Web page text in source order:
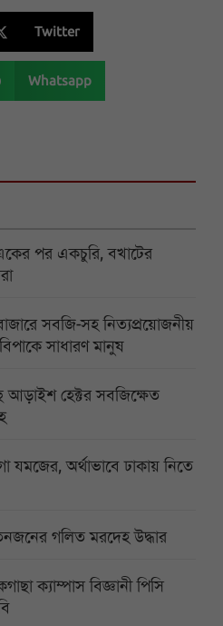
Twitter
Whatsapp
পর একচুরি, বখাটের
সবজি-সহ নিত্যপ্রয়োজনীয়
সাধারণ মানুষ
আড়াইশ হেক্টর সবজিক্ষেত
যমজের, অর্থাভাবে ঢাকায় নিতে
গলিত মরদেহ উদ্ধার
ক্যাম্পাস বিজ্ঞানী পিসি